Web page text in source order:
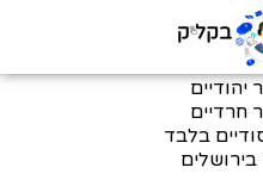
בלבד